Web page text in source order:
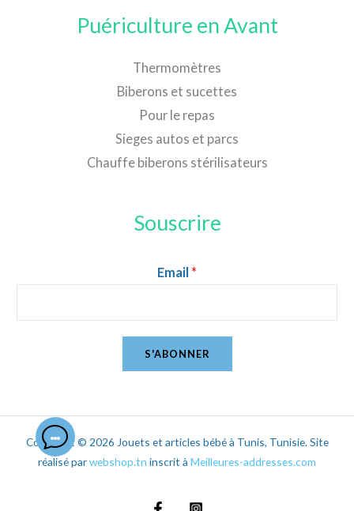
Puériculture en Avant
Thermomètres
Biberons et sucettes
Pour le repas
Sieges autos et parcs
Chauffe biberons stérilisateurs
Souscrire
Email *
S'ABONNER
Copyright © 2026 Jouets et articles bébé à Tunis, Tunisie. Site
réalisé parwebshop.tn inscrit à Meilleures-addresses.com